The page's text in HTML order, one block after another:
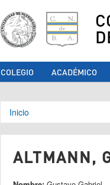
COLEGIO ACADÉMICO
Se
Inicio
ALTMANN,